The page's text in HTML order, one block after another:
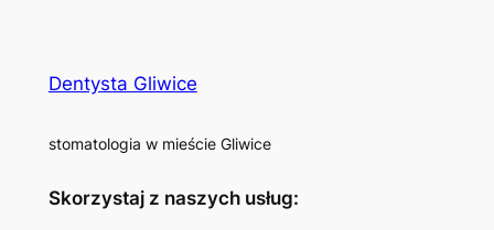
Dentysta Gliwice
stomatologia w mieście Gliwice
Skorzystaj z naszych usług: